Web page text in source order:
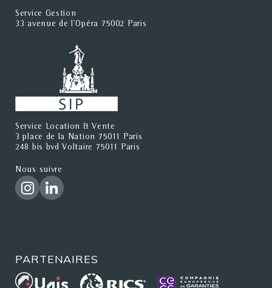
Service Gestion
33 avenue de l'Opéra 75002 Paris
Service Location & Vente
3 place de la Nation 75011 Paris
248 bis bvd Voltaire 75011 Paris
Nous suivre
PARTENAIRES